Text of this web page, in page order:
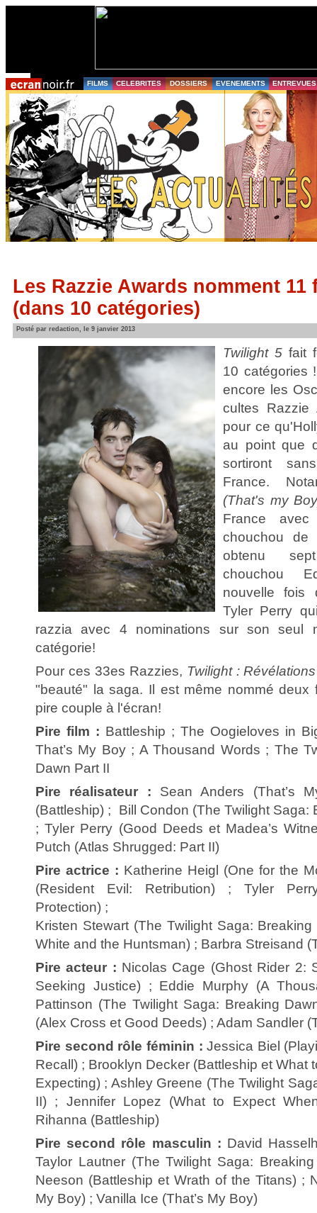
FILMS CELEBRITES DOSSIERS EVENEMENTS ENTREVUES
Les Razzie Awards nomment
(dans 10 catégories)
Posté par redaction, le 9 janvier 2013
Twilight 5 fait
10 catégories
encore les
cultes Razzie
pour ce
au point que
sortiront
France.
(That's my
France
chouchou
obtenu
chouchou
nouvelle fois
Tyler Perry
razzia avec 4 nominations sur son seul
catégorie!
Pour ces 33es Razzies, Twilight :
"beauté" la saga. Il est même nommé deux
pire couple à l'écran!
Pire film : Battleship ; The Oogieloves in
That’s My Boy ; A Thousand Words ; The
Dawn Part II
Pire réalisateur : Sean Anders (That’s
(Battleship) ; Bill Condon (The Twilight Saga:
; Tyler Perry (Good Deeds et Madea’s
Putch (Atlas Shrugged: Part II)
Pire actrice : Katherine Heigl (One for the
(Resident Evil: Retribution) ; Tyler
Protection) ;
Kristen Stewart (The Twilight Saga:
White and the Huntsman) ; Barbra Streisand
Pire acteur : Nicolas Cage (Ghost Rider 2:
Seeking Justice) ; Eddie Murphy (A
Pattinson (The Twilight Saga: Breaking
(Alex Cross et Good Deeds) ; Adam Sandler
Pire second rôle féminin :Jessica Biel
Recall) ; Brooklyn Decker (Battleship et What
Expecting) ; Ashley Greene (The Twilight
II) ; Jennifer Lopez (What to Expect
Rihanna (Battleship)
Pire second rôle masculin : David
Taylor Lautner (The Twilight Saga:
Neeson (Battleship et Wrath of the Titans) ;
My Boy) ; Vanilla Ice (That’s My Boy)